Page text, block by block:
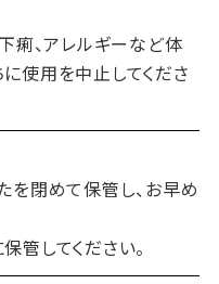
痢、アレルギーなど体
使用を中止してくださ
を閉めて保管し、お早め
管してください。